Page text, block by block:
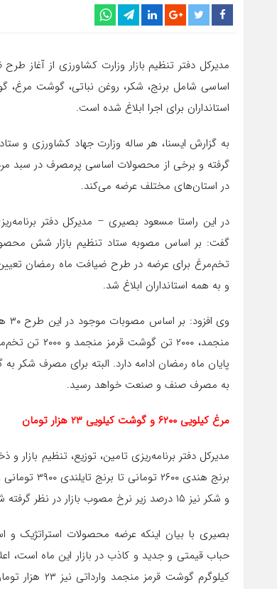
اساسی شامل برنج، شکر، روغن نباتی، گوشت مرغ،
استانداران برای اجرا ابلاغ شده است.
به گزارش ایسنا، هر ساله وزارت جهاد کشاورزی و
گرفته و برخی از محصولات اساسی پرمصرف در سبد
در استان‌های مختلف عرضه می‌کند.
در این راستا مسعود بصیری – مدیرکل دفتر
گفت: بر اساس مصوبه ستاد تنظیم بازار شش
تخم‌مرغ برای عرضه در طرح ضیافت ماه رمضان تعیین
و به همه استانداران ابلاغ شد.
منجمد،
به مصرف صنف و صنعت خواهد رسید.
مرغ کیلویی ۶۲۰۰ و گوشت کیلویی ۲۳ هزار تومان
مدیرکل دفتر برنامه‌ریزی تامین، توزیع، تنظیم
و شکر نیز ۱۵ درصد زیر نرخ مصوب بازار در نظر گرفته شده است.
بصیری با بیان اینکه عرضه محصولات استراتژیک